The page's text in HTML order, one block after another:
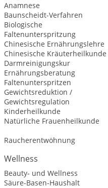
Anamnese
Baunscheidt-Verfahren
Biologische
Faltenunterspritzung
Chinesische Ernährungslehre
Chinesische Kräuterheilkunde
Darmreinigungskur
Ernährungsberatung
Faltenunterspritzen
Gewichtsreduktion /
Gewichtsregulation
Kinderheilkunde
Natürliche Frauenheilkunde
Raucherentwöhnung
Wellness
Beauty- und Wellness
Säure-Basen-Haushalt